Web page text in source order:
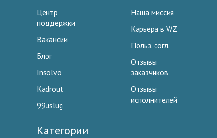
Центр
поддержки
Вакансии
Блог
Insolvo
Kadrout
99uslug
Наша миссия
Карьера в WZ
Польз. согл.
Отзывы
заказчиков
Отзывы
исполнителей
Категории